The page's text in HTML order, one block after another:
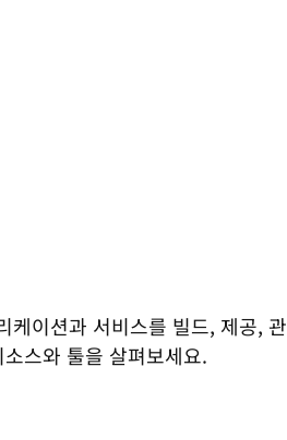
케이션과 서비스를 빌드, 제공, 관
스와 툴을 살펴보세요.